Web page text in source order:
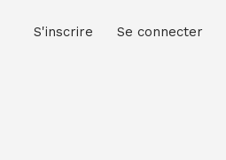
S'inscrire Se connecter